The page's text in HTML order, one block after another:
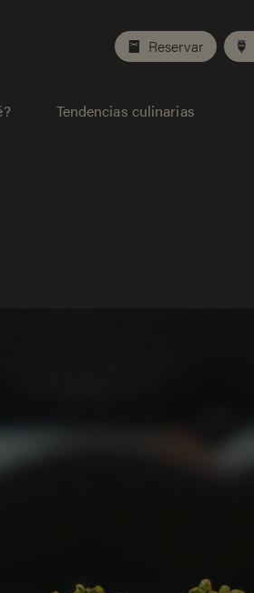
Reservar
Tendencias culinarias